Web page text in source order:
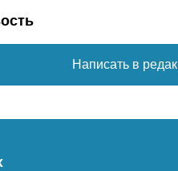
Написать в